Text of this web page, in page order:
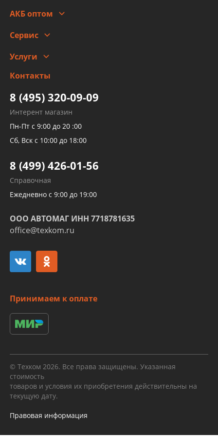
Гарантии и возврат
АКБ оптом
Сервис
Заправка кондиционера авто
Детейлинг
Услуги
высокого давления
Тормозных трубок
Рукавов гидроусилителей
Рукавов компрессоров и турбин
Трубок кондиционеров
Развертка пайка медных стальных
алюминиевых трубок и штуцеров
Контакты
8 (495) 320-09-09
Интерент магазин
Пн-Пт с 9:00 до 20 :00
Сб, Вск с 10:00 до 18:00
8 (499) 426-01-56
Справочная
Ежедневно с 9:00 до 19:00
ООО АВТОМАГ ИНН 7718781635
office@texkom.ru
Принимаем к оплате
© Техком 2026. Все права защищены. Указанная
стоимость
товаров и условия их приобретения действительны на
текущую дату.
Правовая информация